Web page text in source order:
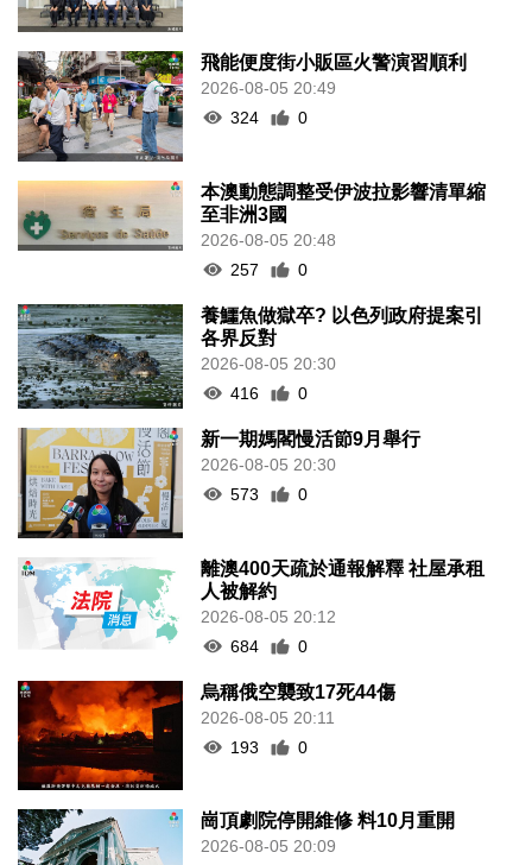
飛能便度街小販區火警演習順利
2026-08-05 20:49
324
0
本澳動態調整受伊波拉影響清單縮
至非洲3國
2026-08-05 20:48
257
0
養鱷魚做獄卒? 以色列政府提案引
各界反對
2026-08-05 20:30
416
0
新一期媽閣慢活節9月舉行
2026-08-05 20:30
573
0
離澳400天疏於通報解釋 社屋承租
人被解約
2026-08-05 20:12
684
0
烏稱俄空襲致17死44傷
2026-08-05 20:11
193
0
崗頂劇院停開維修 料10月重開
2026-08-05 20:09